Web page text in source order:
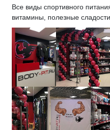
Все виды спортивного
витамины, полезные сладости